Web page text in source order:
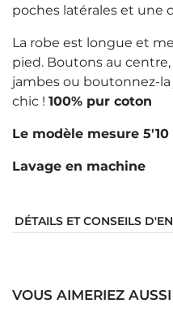
poches latérales et une
La robe est longue et
pied. Boutons au
jambes ou boutonnez-
chic ! 100% pur coton
Le modèle mesure
Lavage en machine
DÉTAILS ET CONSEILS
VOUS AIMERIEZ AUSSI